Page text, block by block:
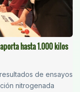
hasta 1.000 kilos
de ensayos
nitrogenada